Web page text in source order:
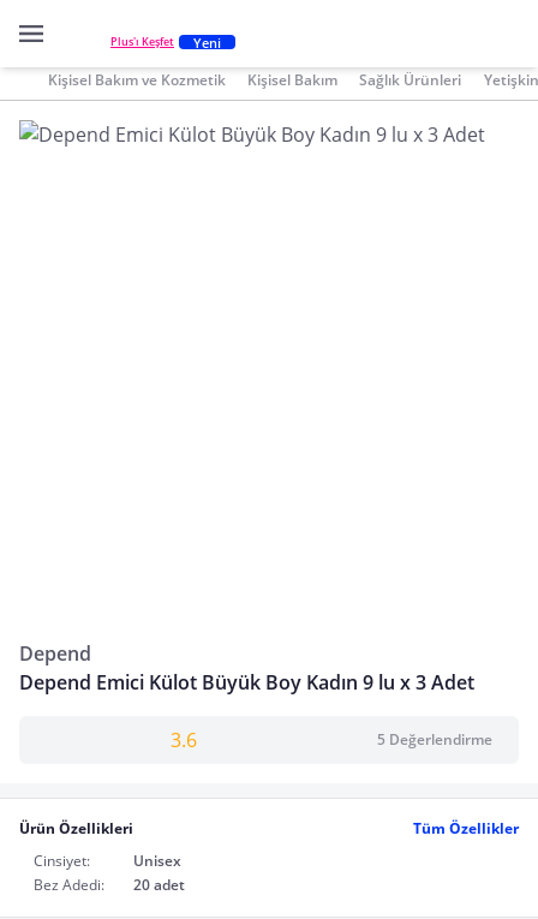
Plus'ı Keşfet Yeni
Kişisel Bakım ve Kozmetik Kişisel Bakım Sağlık Ürünleri
Depend
Depend Emici Külot Büyük Boy Kadın 9 lu x 3 Adet
3.6 5 Değerlendirme
Ürün Özellikleri
Tüm Özellikler
Cinsiyet:
Unisex
Bez Adedi:
20 adet